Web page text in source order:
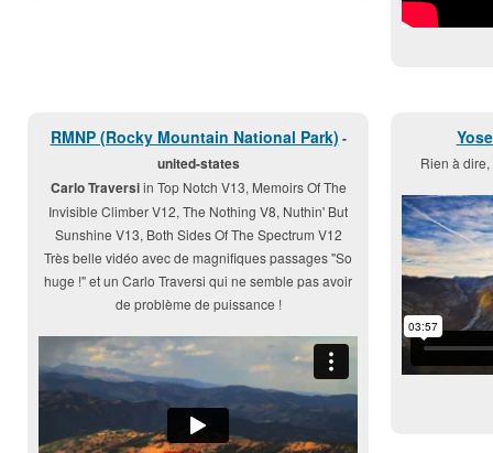
RMNP (Rocky Mountain National Park) -
united-states
Carlo Traversiin Top Notch V13, Memoirs Of The
Invisible Climber V12, The Nothing V8, Nuthin' But
Sunshine V13, Both Sides Of The Spectrum V12
Très belle vidéo avec de magnifiques passages "So
huge !" et un Carlo Traversi qui ne semble pas avoir
de problème de puissance !
Rien à